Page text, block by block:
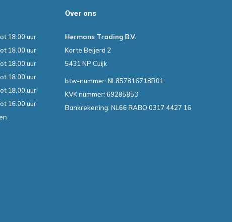
18.00 uur
18.00 uur
18.00 uur
18.00 uur
18.00 uur
16.00 uur
Over ons
Hermans Trading B.V.
Korte Beijerd 2
5431 NP Cuijk
btw-nummer: NL857816718B01
KVK nummer: 69285853
Bankrekening: NL66 RABO 0317 4427 16